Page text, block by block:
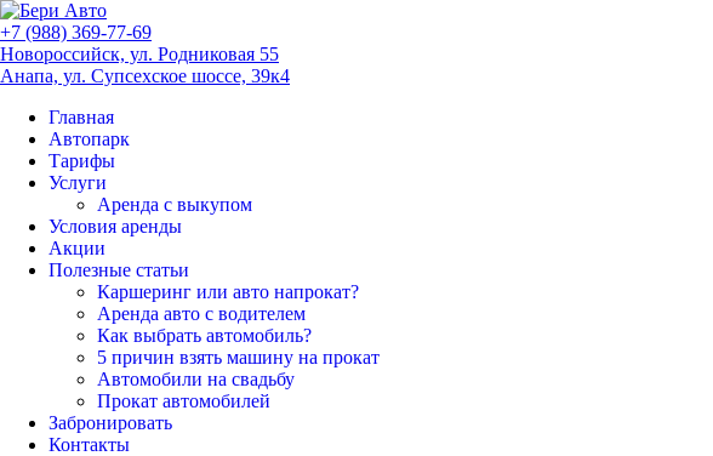
+7 (988) 369-77-69
Новороссийск, ул. Родниковая 55
Анапа, ул. Супсехское шоссе, 39к4
Главная
Автопарк
Тарифы
Услуги
Аренда с выкупом
Условия аренды
Акции
Полезные статьи
Каршеринг или авто напрокат?
Аренда авто с водителем
Как выбрать автомобиль?
5 причин взять машину на прокат
Автомобили на свадьбу
Прокат автомобилей
Забронировать
Контакты